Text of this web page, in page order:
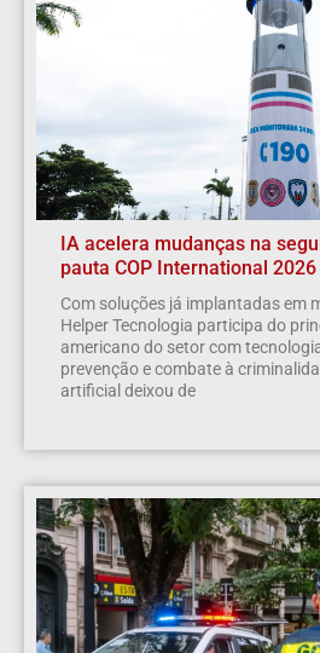
IA acelera mudanças na
pauta COP International 2026
Com soluções já implantadas em
Helper Tecnologia participa do
americano do setor com
prevenção e combate à
artificial deixou de